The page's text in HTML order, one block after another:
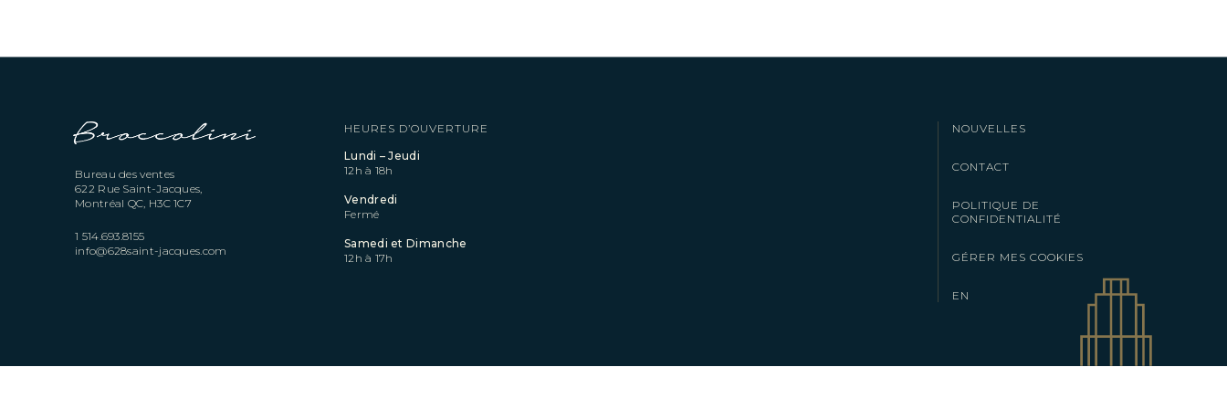
Bureau des ventes
622 Rue Saint-Jacques,
Montréal QC, H3C 1C7
1 514.693.8155
info@628saint-jacques.com
HEURES D’OUVERTURE
Lundi – Jeudi
12h à 18h
Vendredi
Fermé
Samedi et Dimanche
12h à 17h
NOUVELLES
CONTACT
POLITIQUE DE
CONFIDENTIALITÉ
GÉRER MES COOKIES
EN